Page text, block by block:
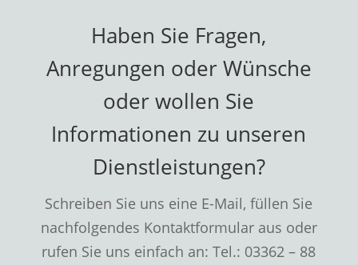
Haben Sie Fragen,
Anregungen oder Wünsche
oder wollen Sie
Informationen zu unseren
Dienstleistungen?
Schreiben Sie uns eine E-Mail, füllen Sie
nachfolgendes Kontaktformular aus oder
rufen Sie uns einfach an: Tel.: 03362 – 88